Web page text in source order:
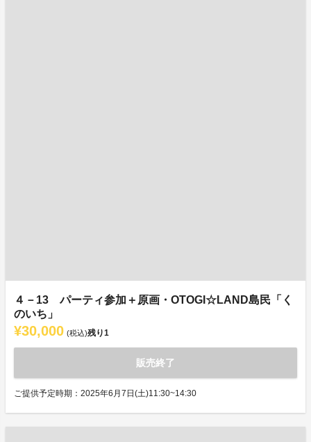
４－13 パーティ参加＋原画・OTOGI☆LAND島民「く
のいち」
¥30,000 (税込)残り1
販売終了
ご提供予定時期：2025年6月7日(土)11:30~14:30